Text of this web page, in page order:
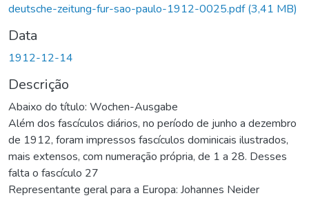
deutsche-zeitung-fur-sao-paulo-1912-0025.pdf(3,41 MB)
Data
1912-12-14
Descrição
Abaixo do título: Wochen-Ausgabe
Além dos fascículos diários, no período de junho a dezembro
de 1912, foram impressos fascículos dominicais ilustrados,
mais extensos, com numeração própria, de 1 a 28. Desses
falta o fascículo 27
Representante geral para a Europa: Johannes Neider